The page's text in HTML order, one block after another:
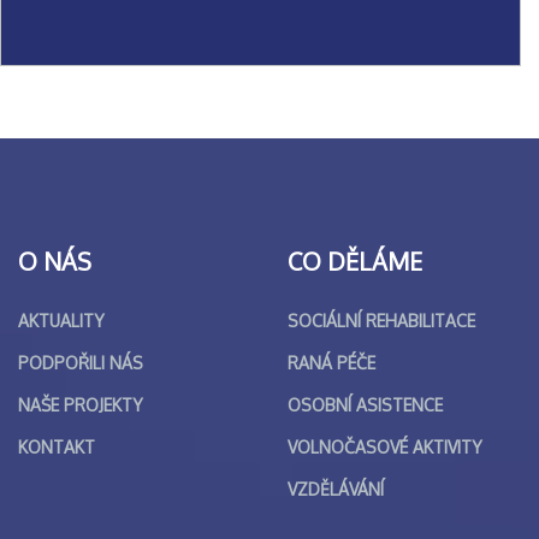
O NÁS
AKTUALITY
PODPOŘILI NÁS
NAŠE PROJEKTY
KONTAKT
CO DĚLÁME
SOCIÁLNÍ REHABILITACE
RANÁ PÉČE
OSOBNÍ ASISTENCE
VOLNOČASOVÉ AKTIVITY
VZDĚLÁVÁNÍ